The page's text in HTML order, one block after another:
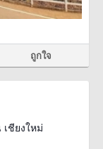
ถูกใจ
ชียงใหม่